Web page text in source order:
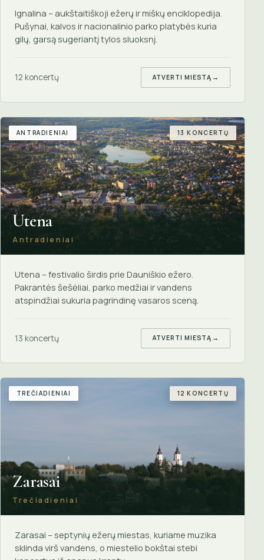
Ignalina – aukštaitiškoji ežerų ir miškų enciklopedija.
Pušynai, kalvos ir nacionalinio parko platybės kuria
gilų, garsą sugeriantį tylos sluoksnį.
12 koncertų ATVERTI MIESTĄ →
ANTRADIENIAI 13 KONCERTŲ
Utena
Antradieniai
Utena – festivalio širdis prie Dauniškio ežero.
Pakrantės šešėliai, parko medžiai ir vandens
atspindžiai sukuria pagrindinę vasaros sceną.
13 koncertų ATVERTI MIESTĄ →
TREČIADIENIAI 12 KONCERTŲ
Zarasai
Trečiadieniai
Zarasai – septynių ežerų miestas, kuriame muzika
sklinda virš vandens, o miestelio bokštai stebi